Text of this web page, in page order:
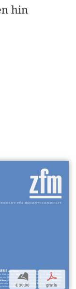
hin
b
€ 30,00
p
gratis